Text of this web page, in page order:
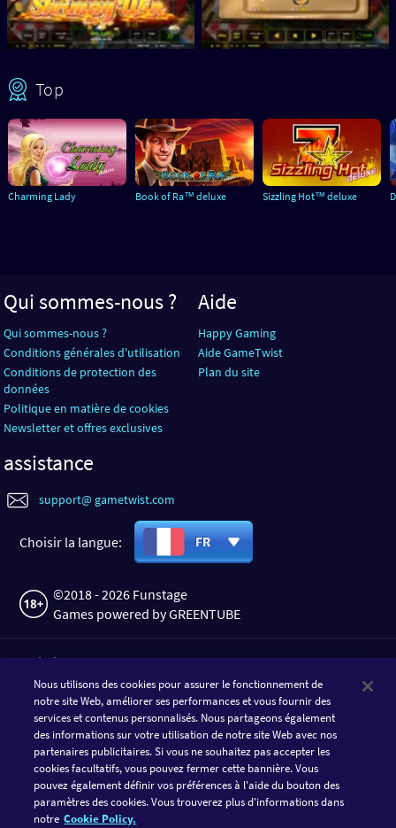
Top
Charming Lady Book of Ra™ deluxe Sizzling Hot™ deluxe
Qui sommes-nous ?
Qui sommes-nous ?
Conditions générales d'utilisation
Conditions de protection des
données
Politique en matière de cookies
Newsletter et offres exclusives
Aide
Happy Gaming
Aide GameTwist
Plan du site
assistance
support@ gametwist.com
Choisir la langue: FR
©2018 - 2026 Funstage
Games powered by GREENTUBE
TÉLÉCHARGER L'APPLI
Nous utilisons des cookies pour assurer le fonctionnement de
notre site Web, améliorer ses performances et vous fournir des
services et contenus personnalisés. Nous partageons également
des informations sur votre utilisation de notre site Web avec nos
partenaires publicitaires. Si vous ne souhaitez pas accepter les
cookies facultatifs, vous pouvez fermer cette bannière. Vous
pouvez également définir vos préférences à l'aide du bouton des
paramètres des cookies. Vous trouverez plus d'informations dans
notre Cookie Policy.